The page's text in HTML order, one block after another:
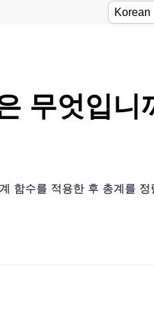
무엇입니
함수를 적용한 후 총계를 정